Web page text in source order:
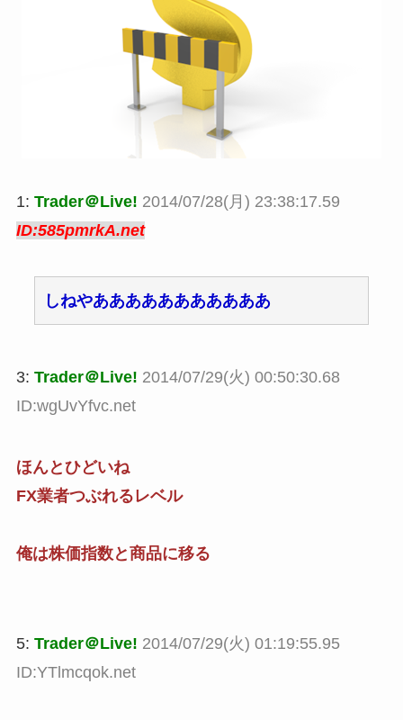
1: Trader＠Live! 2014/07/28(月) 23:38:17.59
ID:585pmrkA.net
しねやあああああああああああ
3: Trader＠Live! 2014/07/29(火) 00:50:30.68
ID:wgUvYfvc.net
ほんとひどいね
FX業者つぶれるレベル
俺は株価指数と商品に移る
5: Trader＠Live! 2014/07/29(火) 01:19:55.95
ID:YTlmcqok.net